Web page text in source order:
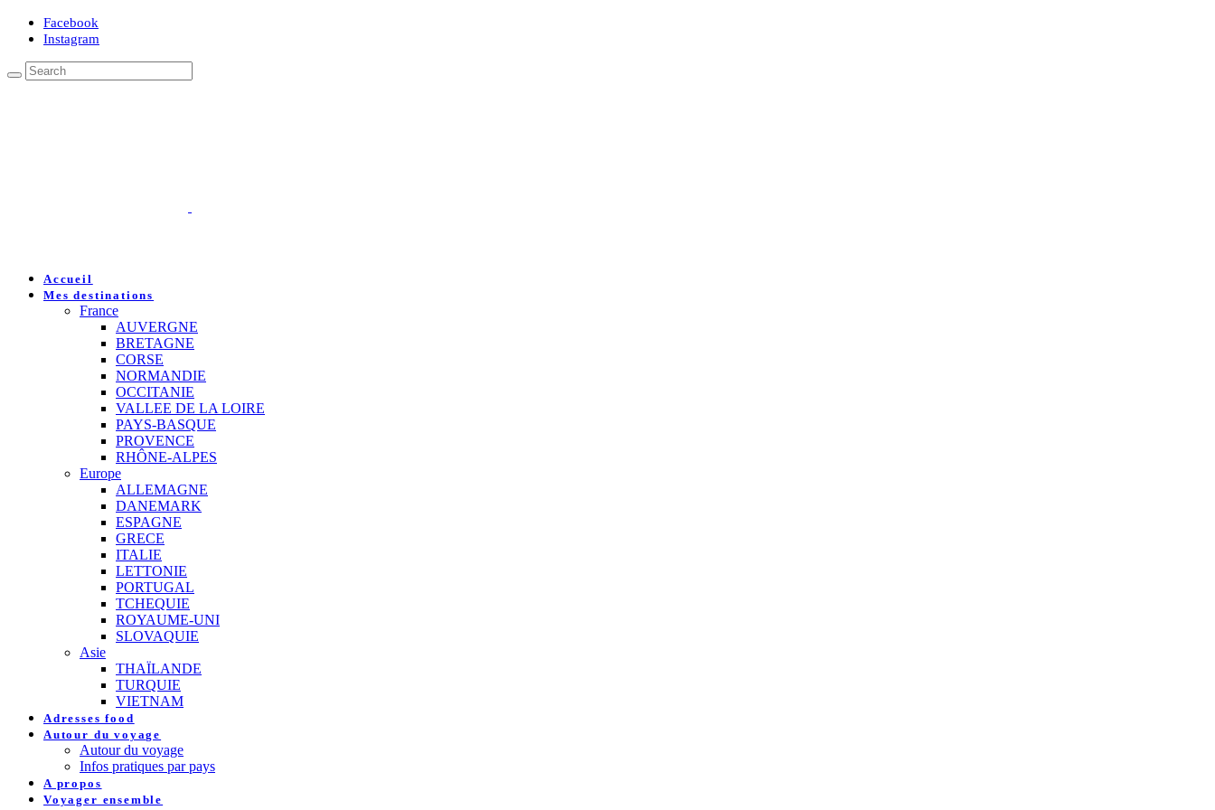
Facebook
Instagram
Accueil
Mes destinations
France
AUVERGNE
BRETAGNE
CORSE
NORMANDIE
OCCITANIE
VALLEE DE LA LOIRE
PAYS-BASQUE
PROVENCE
RHÔNE-ALPES
Europe
ALLEMAGNE
DANEMARK
ESPAGNE
GRECE
ITALIE
LETTONIE
PORTUGAL
TCHEQUIE
ROYAUME-UNI
SLOVAQUIE
Asie
THAÏLANDE
TURQUIE
VIETNAM
Adresses food
Autour du voyage
Autour du voyage
Infos pratiques par pays
A propos
Voyager ensemble